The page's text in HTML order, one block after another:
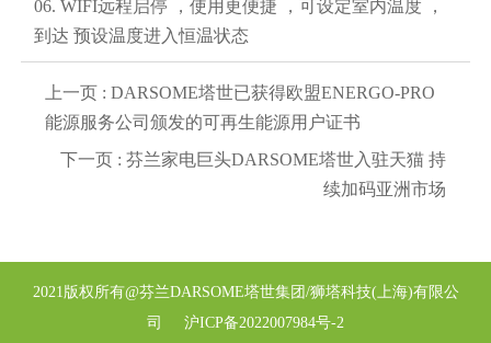
06. WIFI远程启停 ，使用更便捷 ，可设定室内温度 ，
到达 预设温度进入恒温状态
上一页 : DARSOME塔世已获得欧盟ENERGO-PRO
能源服务公司颁发的可再生能源用户证书
下一页 :芬兰家电巨头DARSOME塔世入驻天猫 持
续加码亚洲市场
2021版权所有@芬兰DARSOME塔世集团/狮塔科技(上海)有限公
司 沪ICP备2022007984号-2